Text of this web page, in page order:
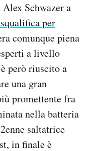
Schwazer a
per
comunque piena
a livello
però riuscito a
una gran
promettente fra
nella batteria
saltatrice
in finale è